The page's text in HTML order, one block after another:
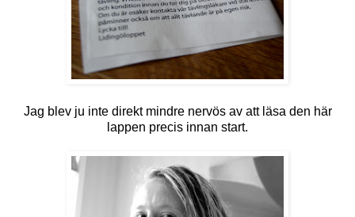
Jag blev ju inte direkt mindre nervös av att läsa den här
lappen precis innan start.